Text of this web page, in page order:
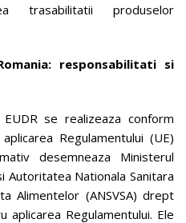
trasabilitatii produselor
responsabilitati si
se realizeaza conform
Regulamentului (UE)
desemneaza Ministerul
Autoritatea Nationala Sanitara
Alimentelor (ANSVSA) drept
Regulamentului. Ele